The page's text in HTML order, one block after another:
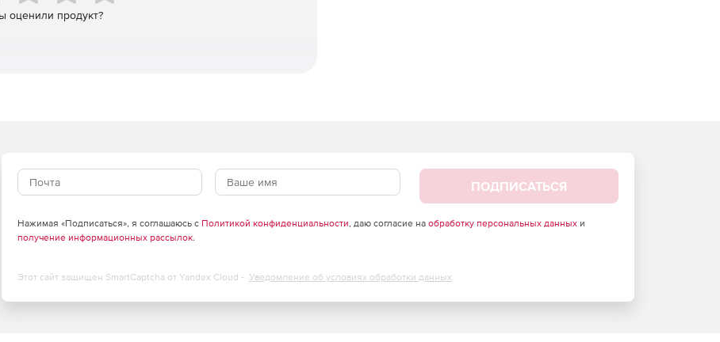
ошибок благодаря интеллектуальной проверке на
файлами чертежей, сохраненными в стандартном
PDF-файлы рисунков шпули.
оценили продукт?
ПОДПИСАТЬСЯ
Нажимая «Подписаться», я соглашаюсь с Политикой конфиденциальности, даю согласие на обработку персональных данныхи
получение информационных рассылок.
Этот сайт защищен SmartCaptcha от Yandex Cloud - Уведомление об условиях обработки данных